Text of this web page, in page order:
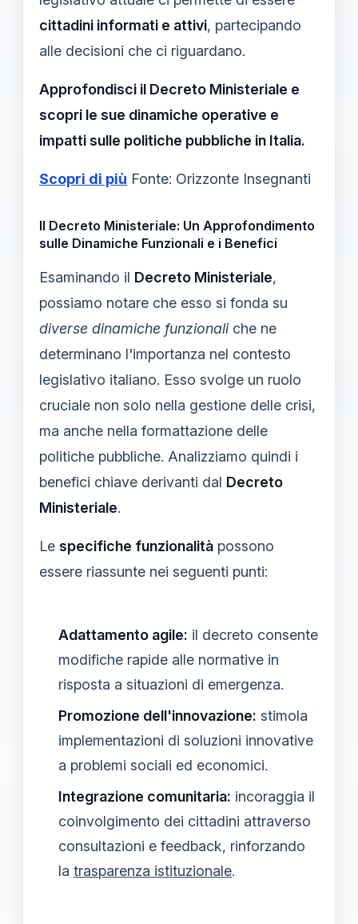
cittadini informati e attivi, partecipando
alle decisioni che ci riguardano.
Approfondisci il Decreto Ministeriale e
scopri le sue dinamiche operative e
impatti sulle politiche pubbliche in Italia.
Scopri di più Fonte: Orizzonte Insegnanti
Il Decreto Ministeriale: Un Approfondimento
sulle Dinamiche Funzionali e i Benefici
Esaminando il Decreto Ministeriale,
possiamo notare che esso si fonda su
diverse dinamiche funzionaliche ne
determinano l'importanza nel contesto
legislativo italiano. Esso svolge un ruolo
cruciale non solo nella gestione delle crisi,
ma anche nella formattazione delle
politiche pubbliche. Analizziamo quindi i
benefici chiave derivanti dal Decreto
Ministeriale.
Le specifiche funzionalità possono
essere riassunte nei seguenti punti:
Adattamento agile: il decreto consente
modifiche rapide alle normative in
risposta a situazioni di emergenza.
Promozione dell'innovazione: stimola
implementazioni di soluzioni innovative
a problemi sociali ed economici.
Integrazione comunitaria: incoraggia il
coinvolgimento dei cittadini attraverso
consultazioni e feedback, rinforzando
la trasparenza istituzionale.